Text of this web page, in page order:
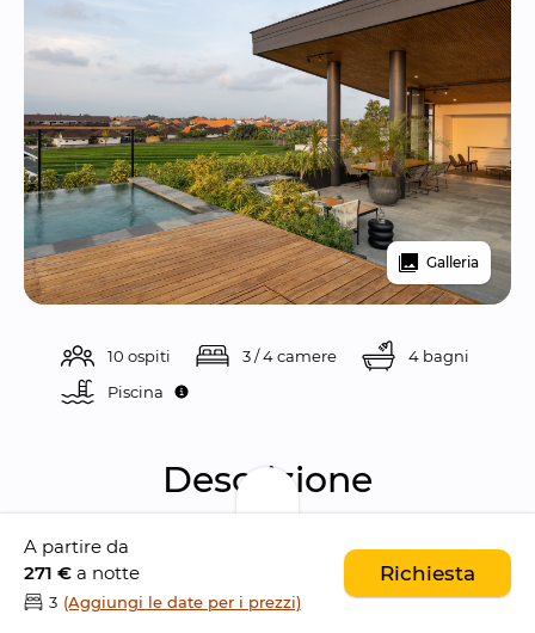
Galleria
10 ospiti 3 / 4 camere
4 bagni
Piscina
Descrizione
Immersa nel cuore di
, OASI House
Canggu è una splendida villa con quattro
camere da letto che incarna l'
A partire da
271 € a notte
3 (Aggiungi le date per i prezzi)
Richiesta